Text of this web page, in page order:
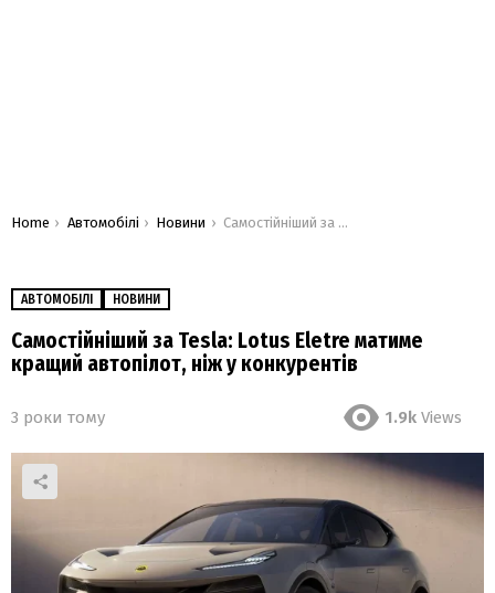
You are here:
Home Автомобілі Новини Самостійніший за Tesla: Lotus Eletre матиме кращий автопілот, ніж у конкурентів
АВТОМОБІЛІ НОВИНИ
Самостійніший за Tesla: Lotus Eletre матиме
кращий автопілот, ніж у конкурентів
3 роки тому 1.9k Views